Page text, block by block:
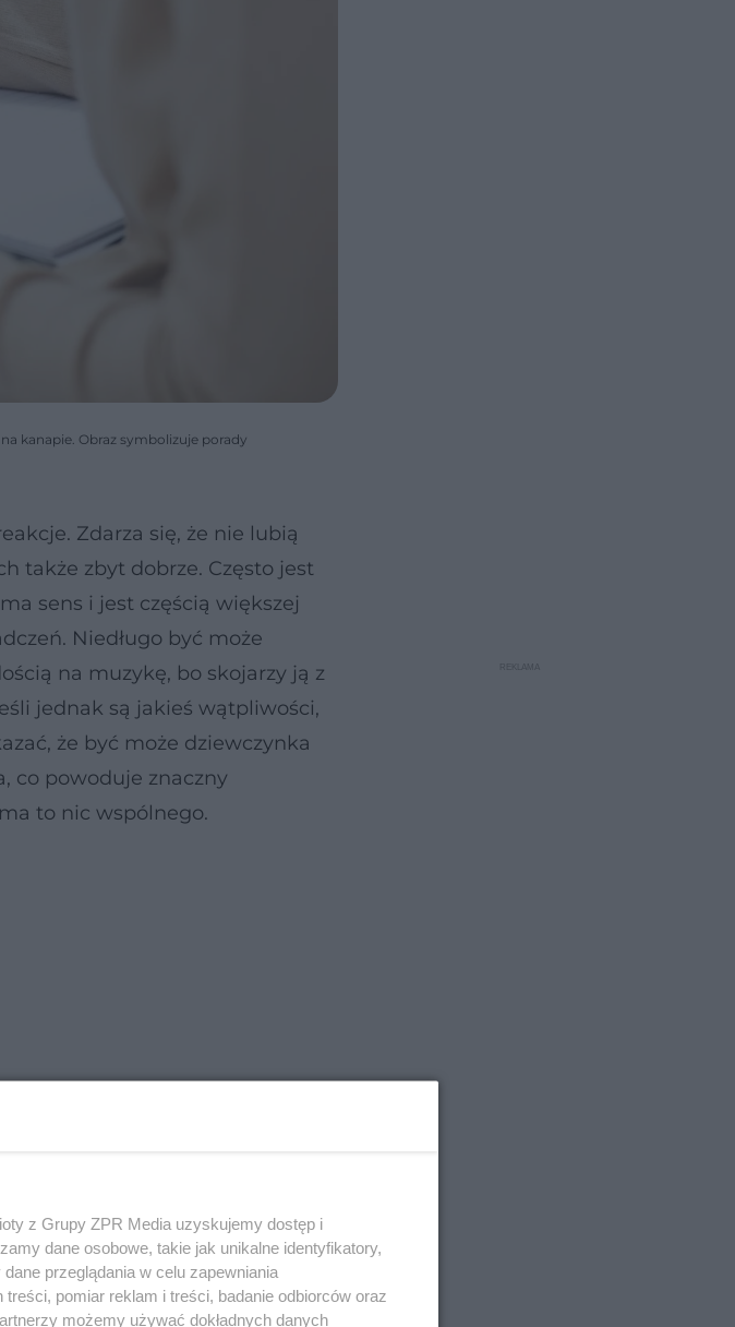
kanapie. Obraz symbolizuje porady
Zdarza się, że nie lubią
także zbyt dobrze. Często jest
sens i jest częścią większej
Niedługo być może
na muzykę, bo skojarzy ją z
jednak są jakieś wątpliwości,
że być może dziewczynka
co powoduje znaczny
to nic wspólnego.
z Grupy ZPR Media uzyskujemy dostęp i
dane osobowe, takie jak unikalne identyfikatory,
przeglądania w celu zapewniania
pomiar reklam i treści, badanie odbiorców oraz
możemy używać dokładnych danych